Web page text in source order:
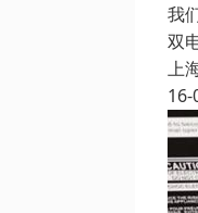
我
双
上
16-